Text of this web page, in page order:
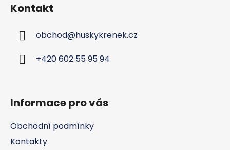
Kontakt
obchod@huskykrenek.cz
+420 602 55 95 94
Informace pro vás
Obchodní podmínky
Kontakty